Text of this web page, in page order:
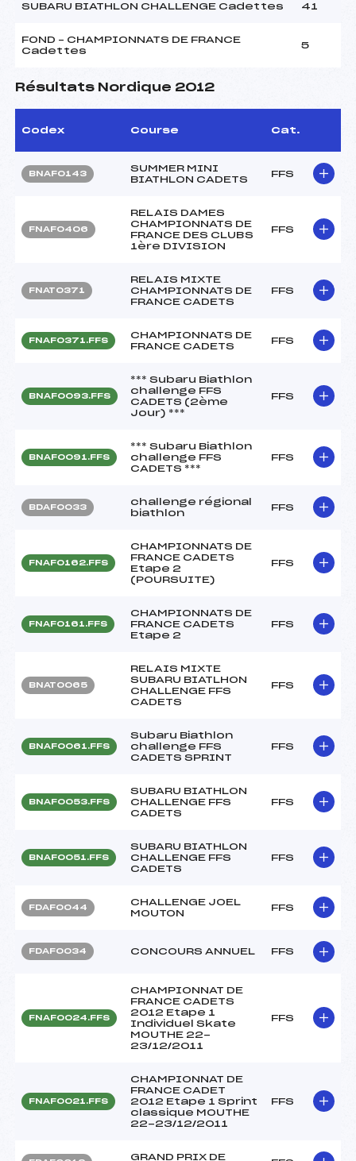
SUBARU BIATHLON CHALLENGE Cadettes 41
FOND – CHAMPIONNATS DE FRANCE
Cadettes
5
Résultats Nordique 2012
Codex Course Cat.
BNAF0143
SUMMER MINI
BIATHLON CADETS
FFS
FNAF0406
RELAIS DAMES
CHAMPIONNATS DE
FRANCE DES CLUBS
1ère DIVISION
FFS
FNAT0371
RELAIS MIXTE
CHAMPIONNATS DE
FRANCE CADETS
FFS
FNAF0371.FFS
CHAMPIONNATS DE
FRANCE CADETS
FFS
BNAF0093.FFS
*** Subaru Biathlon
challenge FFS
CADETS (2ème
Jour) ***
FFS
BNAF0091.FFS
*** Subaru Biathlon
challenge FFS
CADETS ***
FFS
BDAF0033
challenge régional
biathlon
FFS
FNAF0162.FFS
CHAMPIONNATS DE
FRANCE CADETS
Etape 2
(POURSUITE)
FFS
FNAF0161.FFS
CHAMPIONNATS DE
FRANCE CADETS
Etape 2
FFS
BNAT0065
RELAIS MIXTE
SUBARU BIATLHON
CHALLENGE FFS
CADETS
FFS
BNAF0061.FFS
Subaru Biathlon
challenge FFS
CADETS SPRINT
FFS
BNAF0053.FFS
SUBARU BIATHLON
CHALLENGE FFS
CADETS
FFS
BNAF0051.FFS
SUBARU BIATHLON
CHALLENGE FFS
CADETS
FFS
FDAF0044
CHALLENGE JOEL
MOUTON
FFS
FDAF0034 CONCOURS ANNUEL FFS
FNAF0024.FFS
CHAMPIONNAT DE
FRANCE CADETS
2012 Etape 1
Individuel Skate
MOUTHE 22-
23/12/2011
FFS
FNAF0021.FFS
CHAMPIONNAT DE
FRANCE CADET
2012 Etape 1 Sprint
classique MOUTHE
22-23/12/2011
FFS
GRAND PRIX DE